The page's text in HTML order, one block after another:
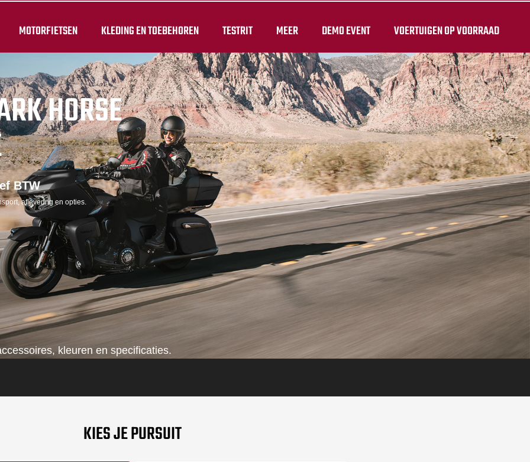
MOTORFIETSEN KLEDING EN TOEBEHOREN TESTRIT MEER DEMO EVENT VOERTUIGEN OP VOORRAAD
HORSE
BTW
aflevering en opties.
kleuren en specificaties.
KIES JE PURSUIT